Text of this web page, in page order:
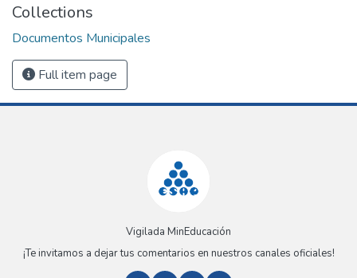
Collections
Documentos Municipales
Full item page
Vigilada MinEducación
¡Te invitamos a dejar tus comentarios en nuestros canales oficiales!